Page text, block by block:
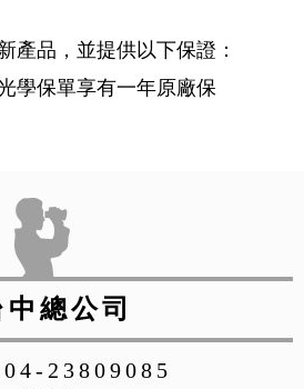
產品，並提供以下保證：
學保單享有一年原廠保
中總公司
04-23809085